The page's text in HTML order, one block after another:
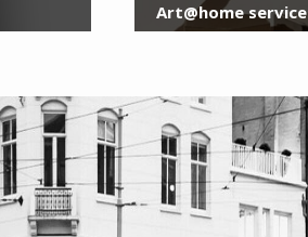
Art@home service